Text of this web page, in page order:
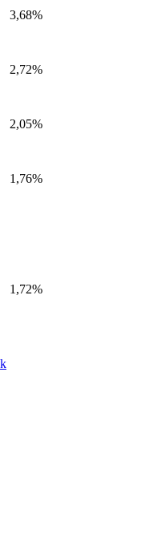
3,68%
2,72%
2,05%
1,76%
1,72%